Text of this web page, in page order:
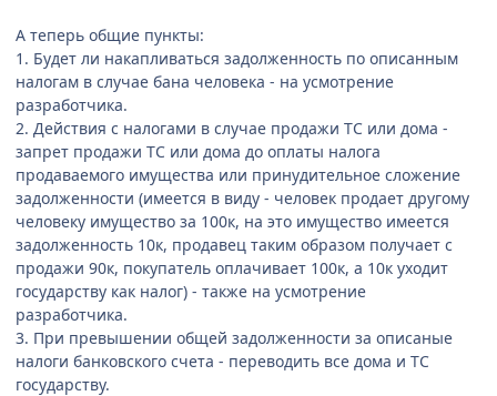
А теперь общие пункты:
1. Будет ли накапливаться задолженность по описанным
налогам в случае бана человека - на усмотрение
разработчика.
2. Действия с налогами в случае продажи ТС или дома -
запрет продажи ТС или дома до оплаты налога
продаваемого имущества или принудительное сложение
задолженности (имеется в виду - человек продает другому
человеку имущество за 100к, на это имущество имеется
задолженность 10к, продавец таким образом получает с
продажи 90к, покупатель оплачивает 100к, а 10к уходит
государству как налог) - также на усмотрение
разработчика.
3. При превышении общей задолженности за описаные
налоги банковского счета - переводить все дома и ТС
государству.